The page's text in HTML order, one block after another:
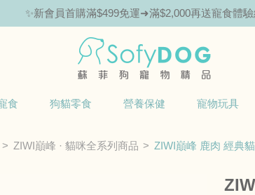
✨新會員首購滿$499免運➜滿$2,000再送寵食體驗
食 狗貓零食 營養保健 寵物玩具
ZIWI巔峰 · 貓咪全系列商品 ZIWI巔峰 鹿肉 經典